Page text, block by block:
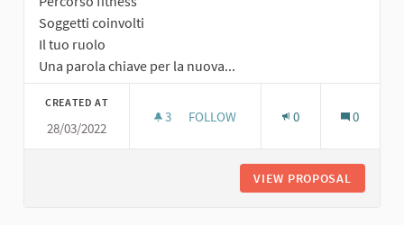
Soggetti coinvolti
Il tuo ruolo
Una parola chiave per la nuova...
CREATED AT
28/03/2022
3 3 FOLLOWERS
FOLLOW 0 0
VIEW PROPOSAL